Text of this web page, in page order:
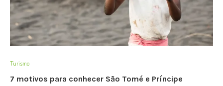
Turismo
7 motivos para conhecer São Tomé e Príncipe